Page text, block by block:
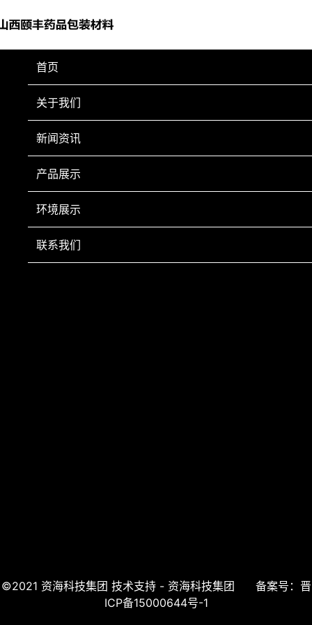
首页
关于我们
新闻资讯
产品展示
环境展示
联系我们
塑料盖
©2021 资海科技集团 技术支持 - 资海科技集团 备案号：晋
ICP备15000644号-1